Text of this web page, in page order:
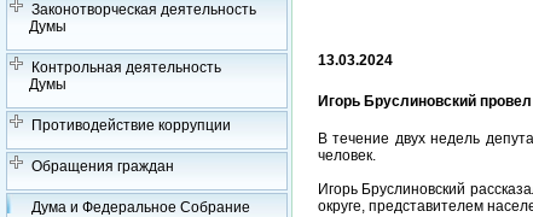
Законотворческая деятельность
Думы
Контрольная деятельность
Думы
Противодействие коррупции
Обращения граждан
Дума и Федеральное Собрание
13.03.2024
Игорь Бруслиновский
В течение двух недель
человек.
Игорь Бруслиновский
округе, представителем